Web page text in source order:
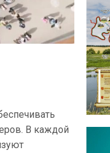
В каждой